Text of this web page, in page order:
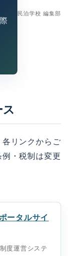
民泊学校 編集部
各リンクからご
・税制は変更
ータルサイ
度運営システ